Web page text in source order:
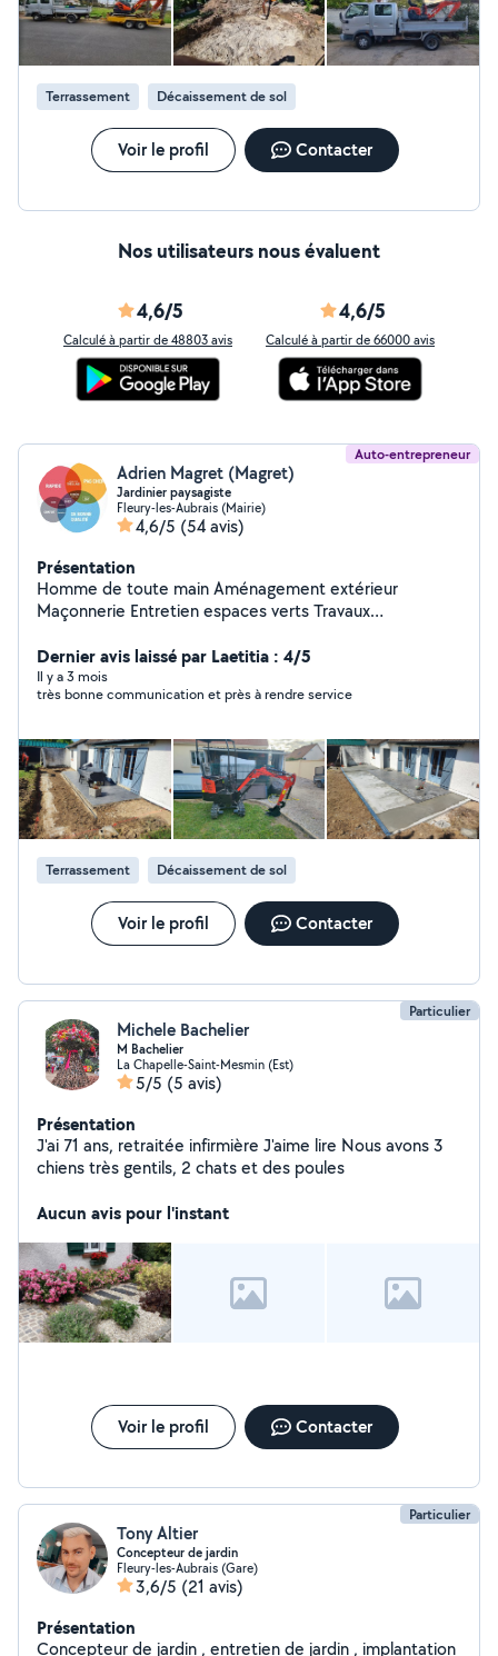
Terrassement Décaissement de sol
Voir le profil Contacter
Nos utilisateurs nous évaluent
4,6/5
Calculé à partir de 48803 avis
4,6/5
Calculé à partir de 66000 avis
Auto-entrepreneur
Adrien Magret (Magret)
Jardinier paysagiste
Fleury-les-Aubrais (Mairie)
4,6/5 (54 avis)
Présentation
Homme de toute main Aménagement extérieur
Maçonnerie Entretien espaces verts Travaux
Dernier avis laissé par Laetitia : 4/5
Il y a 3 mois
très bonne communication et près à rendre service
Terrassement Décaissement de sol
Voir le profil Contacter
Particulier
Michele Bachelier
M Bachelier
La Chapelle-Saint-Mesmin (Est)
5/5 (5 avis)
Présentation
J'ai 71 ans, retraitée infirmière J'aime lire Nous avons 3
chiens très gentils, 2 chats et des poules
Aucun avis pour l'instant
Voir le profil Contacter
Particulier
Tony Altier
Concepteur de jardin
Fleury-les-Aubrais (Gare)
3,6/5 (21 avis)
Présentation
Concepteur de jardin , entretien de jardin , implantation